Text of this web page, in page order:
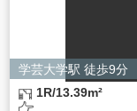
学芸大学駅 徒歩9分
1R/13.39m²